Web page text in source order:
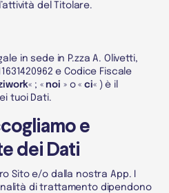
del
Titolare.
in sede in P.zza A. Olivetti,
e Codice Fiscale
« ; « noi » o «ci« ) è il
tuoi Dati.
e
dei Dati
Sito e/o dalla nostra App.
di trattamento dipendono